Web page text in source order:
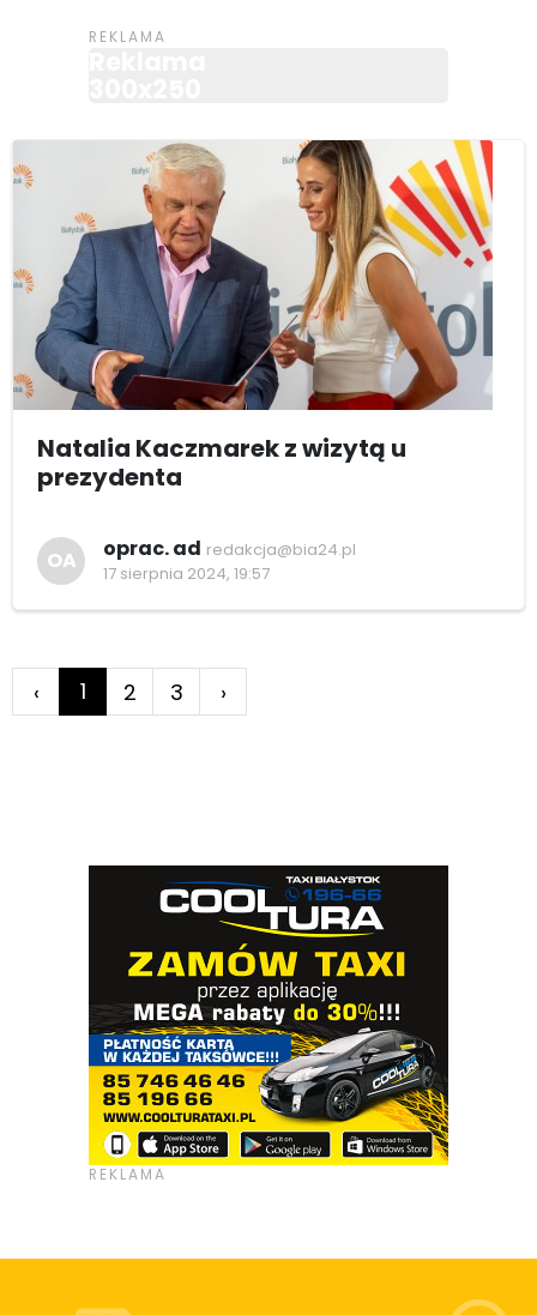
Natalia Kaczmarek z wizytą u
prezydenta
OA oprac. ad redakcja@bia24.pl
17 sierpnia 2024, 19:57
‹ 1 2 3 ›